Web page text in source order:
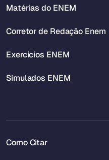
Matérias do ENEM
Corretor de Redação Enem
Exercícios ENEM
Simulados ENEM
Como Citar